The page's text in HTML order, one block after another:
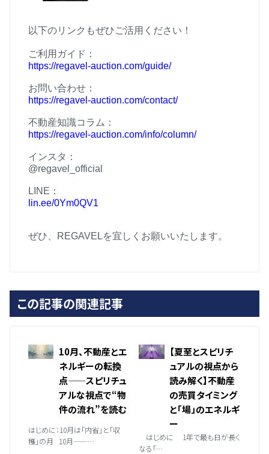
以下のリンクもぜひご活用ください！
ご利用ガイド：
https://regavel-auction.com/guide/
お問い合わせ：
https://regavel-auction.com/contact/
不動産知識コラム：
https://regavel-auction.com/info/column/
インスタ：
@regavel_official
LINE ：
lin.ee/0Ym0QV1
ぜひ、REGAVELを宜しくお願いいたします。
この記事の関連記事
10月、不動産とエ
ネルギーの転換
点——スピリチュ
アルな視点で“物
件の流れ”を読む
はじめに：10月は「内省」と「収
穫」の月 10月——…
【夏至とスピリチ
ュアルの視点から
読み解く】不動産
の売買タイミング
と「場」のエネルギ
ー
はじめに 1年で最も日が長く
なる「…